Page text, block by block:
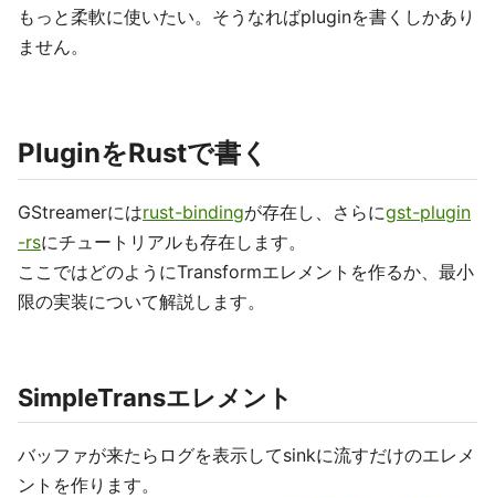
もっと柔軟に使いたい。そうなればpluginを書くしかあり
ません。
PluginをRustで書く
GStreamerにはrust-bindingが存在し、さらにgst-plugin
-rsにチュートリアルも存在します。
ここではどのようにTransformエレメントを作るか、最小
限の実装について解説します。
SimpleTransエレメント
バッファが来たらログを表示してsinkに流すだけのエレメ
ントを作ります。